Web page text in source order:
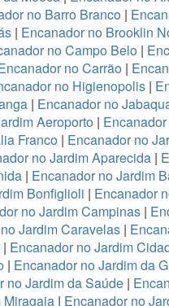
no Barro Branco |
| Encanador no Brooklin
no Campo Belo |
no Carrão |
no Higienopolis|
| Encanador no
Aeroporto |
Franco | Encanador no
no Jardim Aparecida |
| Encanador no Jardim
Bonfiglioli | Encanador
no Jardim Campinas|
Jardim Caravelas |
| Encanador no Jardim
| Encanador no Jardim da
no Jardim da Saúde|
Miragaia | Encanador no